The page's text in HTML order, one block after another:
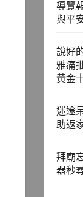
導覽
與平
說好
雅痛
黃金
迷途
助返
拜廟
器秒